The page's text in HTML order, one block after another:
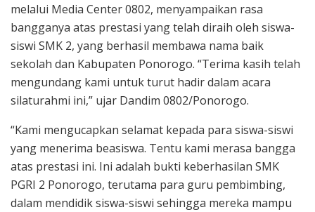
melalui Media Center 0802, menyampaikan rasa
bangganya atas prestasi yang telah diraih oleh siswa-
siswi SMK 2, yang berhasil membawa nama baik
sekolah dan Kabupaten Ponorogo. “Terima kasih telah
mengundang kami untuk turut hadir dalam acara
silaturahmi ini,” ujar Dandim 0802/Ponorogo.
“Kami mengucapkan selamat kepada para siswa-siswi
yang menerima beasiswa. Tentu kami merasa bangga
atas prestasi ini. Ini adalah bukti keberhasilan SMK
PGRI 2 Ponorogo, terutama para guru pembimbing,
dalam mendidik siswa-siswi sehingga mereka mampu